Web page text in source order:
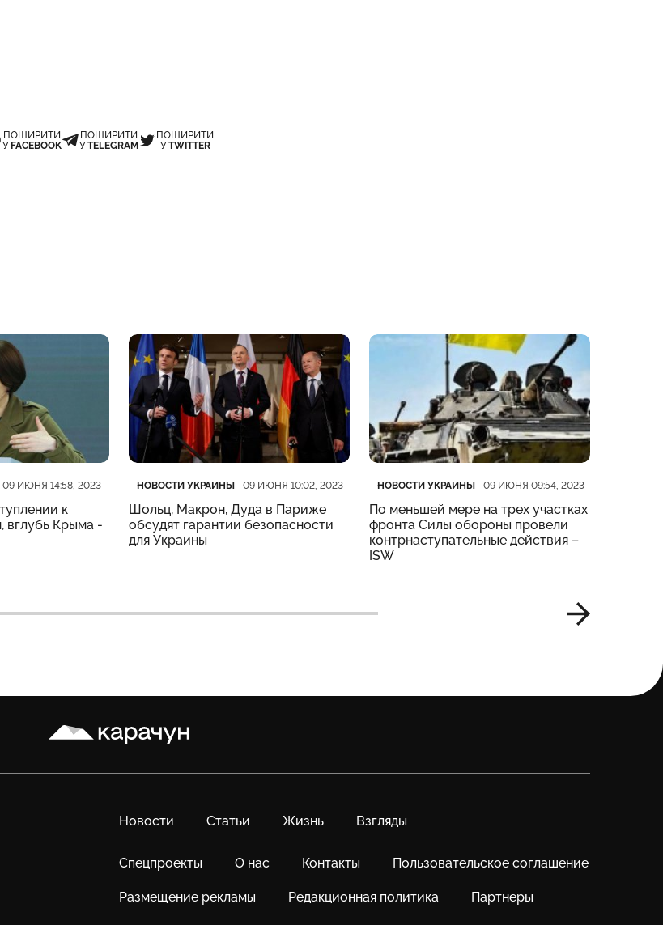
ПОШИРИТИ
У FACEBOOK
ПОШИРИТИ
УTELEGRAM
ПОШИРИТИ
УTWITTER
09 ИЮНЯ 14:58, 2023
к
вглубь Крыма -
Категория
НОВОСТИ УКРАИНЫ
Дата публикации 09 ИЮНЯ 10:02, 2023
Шольц, Макрон, Дуда в Париже
обсудят гарантии безопасности
для Украины
Категория
НОВОСТИ УКРАИНЫ
Дата публикации 09 ИЮНЯ 09:54, 2023
По меньшей мере на трех участках
фронта Силы обороны провели
контрнаступательные действия –
ISW
Карачун
Новости Статьи Жизнь Взгляды
Спецпроекты О нас Контакты Пользовательское соглашение
Размещение рекламы Редакционная политика Партнеры